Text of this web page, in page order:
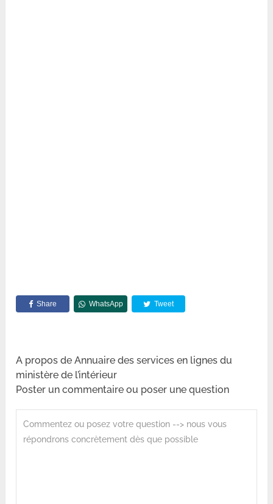
Share WhatsApp Tweet
A propos de Annuaire des services en lignes du
ministère de l’intérieur
Poster un commentaire ou poser une question